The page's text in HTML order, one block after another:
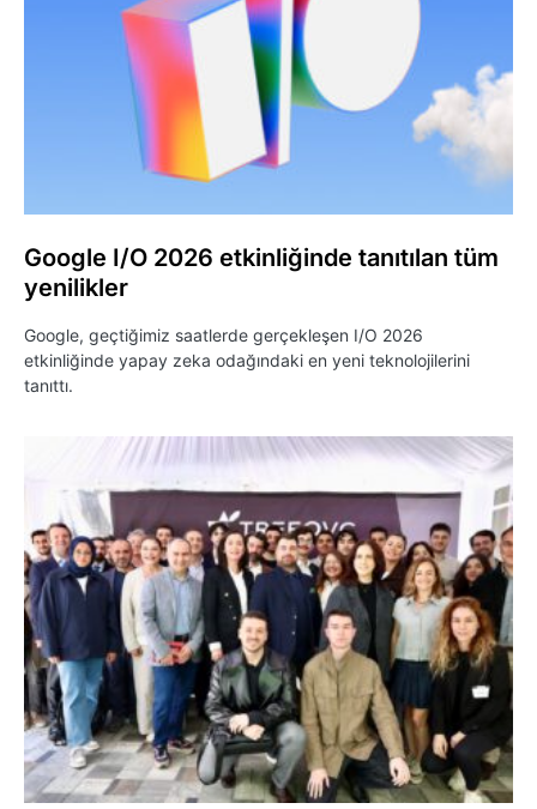
Google I/O 2026 etkinliğinde tanıtılan tüm
yenilikler
Google, geçtiğimiz saatlerde gerçekleşen I/O 2026
etkinliğinde yapay zeka odağındaki en yeni teknolojilerini
tanıttı.